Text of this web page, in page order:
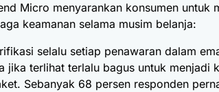
Micro menyarankan konsumen untuk
keamanan selama musim belanja:
selalu setiap penawaran dalam
jika terlihat terlalu bagus untuk menjadi
Sebanyak 68 persen responden